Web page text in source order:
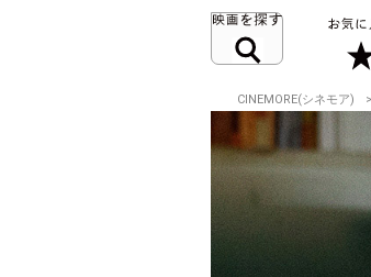
CINEMORE(シネモア)